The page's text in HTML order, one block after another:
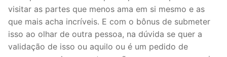
visitar as partes que menos ama em si mesmo e as
que mais acha incríveis. E com o bônus de submeter
isso ao olhar de outra pessoa, na dúvida se quer a
validação de isso ou aquilo ou é um pedido de